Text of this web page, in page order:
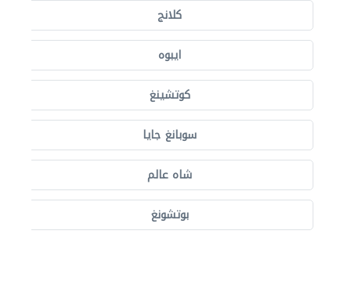
كلانج
ايبوه
كوتشينغ
سوبانغ جايا
شاه عالم
بوتشونغ